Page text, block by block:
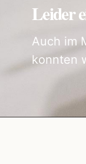
Leider
Auch im
konnten